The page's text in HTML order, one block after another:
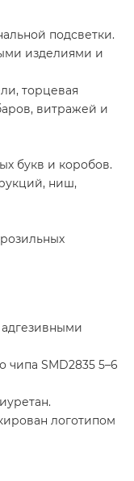
подсветки.
изделиями и
торцевая
витражей и
букв и коробов.
ниш,
чипа SMD2835 5–6
логотипом